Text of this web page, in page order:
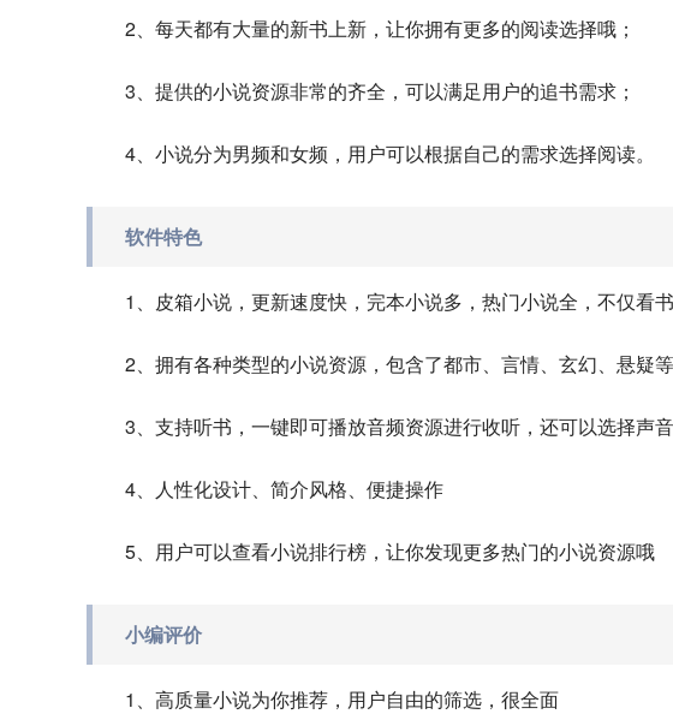
2、每天都有大量的新书上新，让你拥有更多的阅读选择哦；
3、提供的小说资源非常的齐全，可以满足用户的追书需求；
4、小说分为男频和女频，用户可以根据自己的需求选择阅读。
软件特色
1、皮箱小说，更新速度快，完本小说多，热门小说全，不仅看
2、拥有各种类型的小说资源，包含了都市、言情、玄幻、悬疑等
3、支持听书，一键即可播放音频资源进行收听，还可以选择声
4、人性化设计、简介风格、便捷操作
5、用户可以查看小说排行榜，让你发现更多热门的小说资源哦
小编评价
1、高质量小说为你推荐，用户自由的筛选，很全面